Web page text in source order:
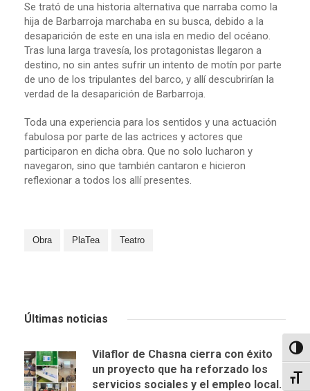
Se trató de una historia alternativa que narraba como la
hija de Barbarroja marchaba en su busca, debido a la
desaparición de este en una isla en medio del océano.
Tras luna larga travesía, los protagonistas llegaron a
destino, no sin antes sufrir un intento de motín por parte
de uno de los tripulantes del barco, y allí descubrirían la
verdad de la desaparición de Barbarroja.
Toda una experiencia para los sentidos y una actuación
fabulosa por parte de las actrices y actores que
participaron en dicha obra. Que no solo lucharon y
navegaron, sino que también cantaron e hicieron
reflexionar a todos los allí presentes.
Obra PlaTea Teatro
Últimas noticias
Vilaflor de Chasna cierra con éxito
un proyecto que ha reforzado los
servicios sociales y el empleo local.